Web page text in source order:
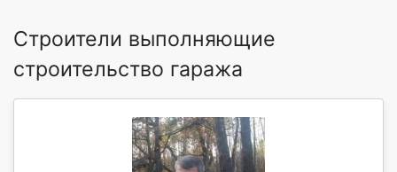
Строители выполняющие
строительство гаража